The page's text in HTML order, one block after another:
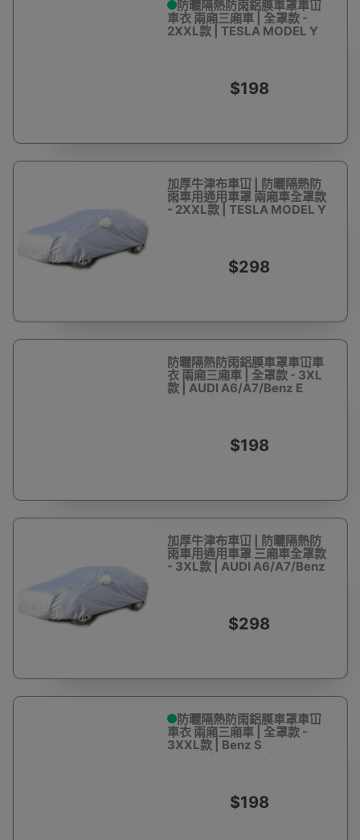
防曬隔熱防雨鋁膜車罩車冚
車衣 兩廂三廂車 | 全罩款 -
2XXL款 | TESLA MODEL Y
$198
加厚牛津布車冚 | 防曬隔熱防
雨車用通用車罩 兩廂車全罩款
- 2XXL款 | TESLA MODEL Y
$298
防曬隔熱防雨鋁膜車罩車冚車
衣 兩廂三廂車 | 全罩款 - 3XL
款 | AUDI A6/A7/Benz E
CLASS/BMW 6
$198
加厚牛津布車冚 | 防曬隔熱防
雨車用通用車罩 三廂車全罩款
- 3XL款 | AUDI A6/A7/Benz
E CLASS/BMW 6
$298
防曬隔熱防雨鋁膜車罩車冚
車衣 兩廂三廂車 | 全罩款 -
3XXL款 | Benz S
CLASS/BMW 6/7/8
$198